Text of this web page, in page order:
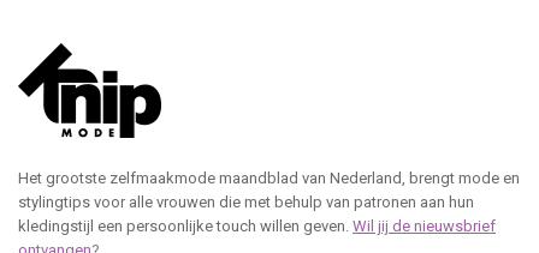
Het grootste zelfmaakmode maandblad van Nederland, brengt mode en
stylingtips voor alle vrouwen die met behulp van patronen aan hun
kledingstijl een persoonlijke touch willen geven. Wil jij de nieuwsbrief
ontvangen?